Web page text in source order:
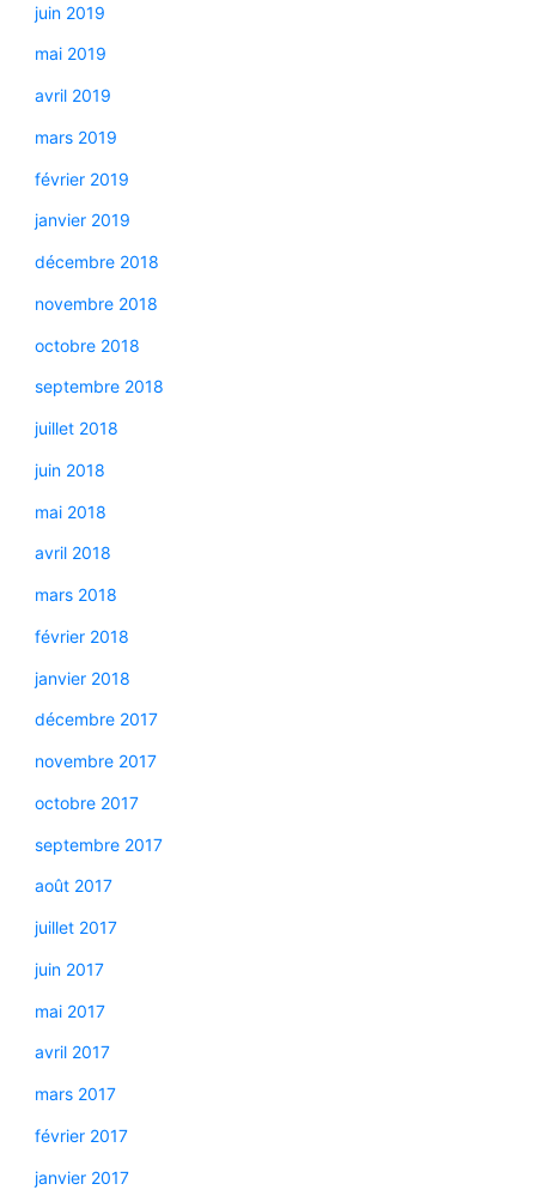
juin 2019
mai 2019
avril 2019
mars 2019
février 2019
janvier 2019
décembre 2018
novembre 2018
octobre 2018
septembre 2018
juillet 2018
juin 2018
mai 2018
avril 2018
mars 2018
février 2018
janvier 2018
décembre 2017
novembre 2017
octobre 2017
septembre 2017
août 2017
juillet 2017
juin 2017
mai 2017
avril 2017
mars 2017
février 2017
janvier 2017